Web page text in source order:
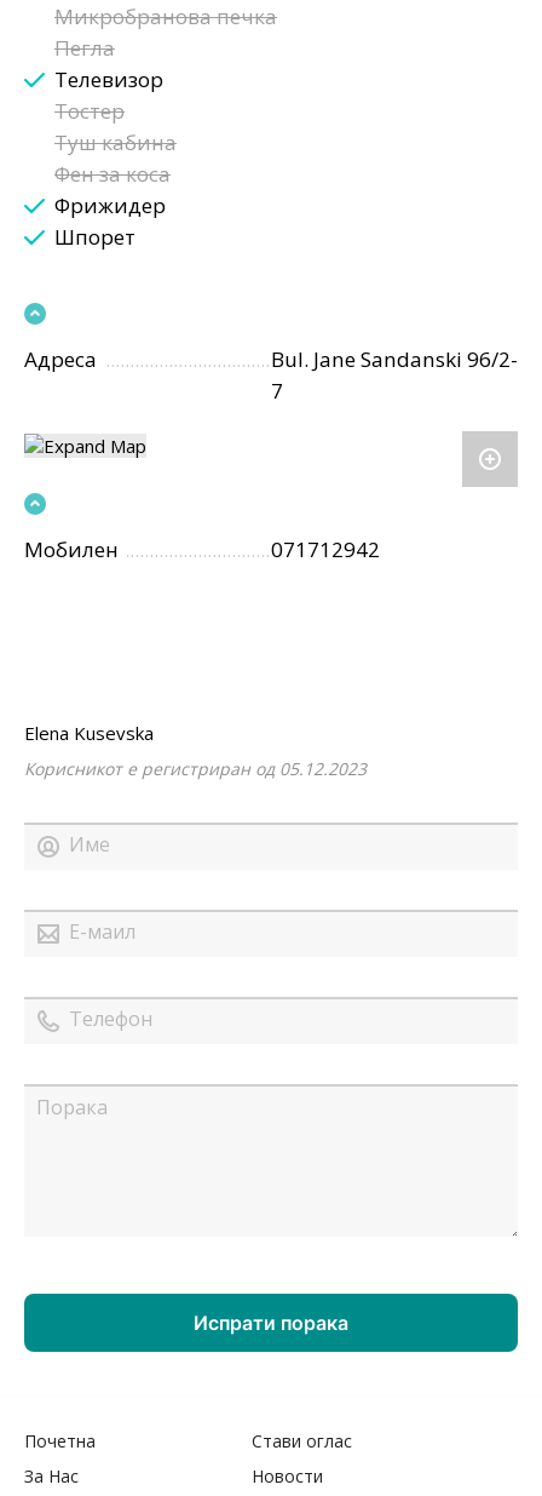
Микробранова печка
Пегла
Телевизор
Тостер
Туш кабина
Фен за коса
Фрижидер
Шпорет
Адреса
Bul. Jane Sandanski 96/2-
7
Мобилен 071712942
Elena Kusevska
Корисникот е регистриран од 05.12.2023
Почетна
Стави оглас
За Нас
Новости